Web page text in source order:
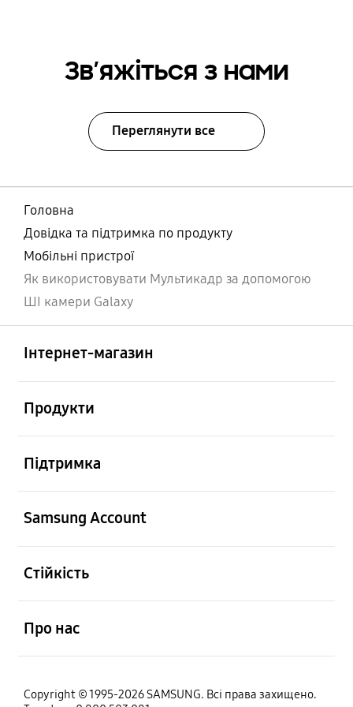
Зв’яжіться з нами
Переглянути все
Головна
Довідка та підтримка по продукту
Мобільні пристрої
Як використовувати Мультикадр за допомогою
ШІ камери Galaxy
Інтернет-магазин
Продукти
Підтримка
Samsung Account
Стійкість
Про нас
Copyright © 1995-2026 SAMSUNG. Всі права захищено.